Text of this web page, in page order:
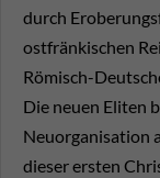
durch
ostfränkischen
Römisch-
Die neuen Eliten
Neuorganisation
dieser ersten